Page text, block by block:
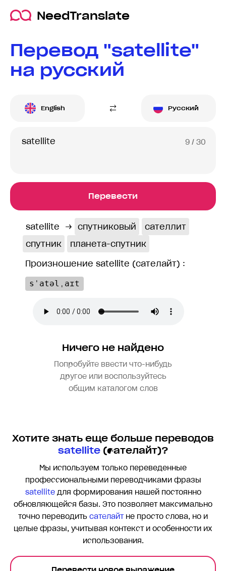
NeedTranslate
Перевод "satellite"
на русский
English Русский
9 / 30
Перевести
satellite → спутниковый
сателлит
спутник
планета-спутник
Произношение satellite (сателайт) :
sˈatəlˌaɪt
Ничего не найдено
Попробуйте ввести что-нибудь
другое или воспользуйтесь
общим каталогом слов
Хотите знать еще больше переводов
satellite(сателайт)?
Мы используем только переведенные
профессиональными переводчиками фразы
satelliteдля формирования нашей постоянно
обновляющейся базы. Это позволяет максимально
точно переводить сателайтне просто слова, но и
целые фразы, учитывая контекст и особенности их
использования.